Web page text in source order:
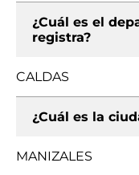
¿Cuál es el
registra?
CALDAS
¿Cuál es la
MANIZALES